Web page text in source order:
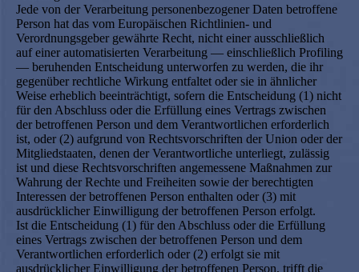
Jede von der Verarbeitung personenbezogener Daten betroffene
Person hat das vom Europäischen Richtlinien- und
Verordnungsgeber gewährte Recht, nicht einer ausschließlich
auf einer automatisierten Verarbeitung — einschließlich Profiling
— beruhenden Entscheidung unterworfen zu werden, die ihr
gegenüber rechtliche Wirkung entfaltet oder sie in ähnlicher
Weise erheblich beeinträchtigt, sofern die Entscheidung (1) nicht
für den Abschluss oder die Erfüllung eines Vertrags zwischen
der betroffenen Person und dem Verantwortlichen erforderlich
ist, oder (2) aufgrund von Rechtsvorschriften der Union oder der
Mitgliedstaaten, denen der Verantwortliche unterliegt, zulässig
ist und diese Rechtsvorschriften angemessene Maßnahmen zur
Wahrung der Rechte und Freiheiten sowie der berechtigten
Interessen der betroffenen Person enthalten oder (3) mit
ausdrücklicher Einwilligung der betroffenen Person erfolgt.
Ist die Entscheidung (1) für den Abschluss oder die Erfüllung
eines Vertrags zwischen der betroffenen Person und dem
Verantwortlichen erforderlich oder (2) erfolgt sie mit
ausdrücklicher Einwilligung der betroffenen Person, trifft die